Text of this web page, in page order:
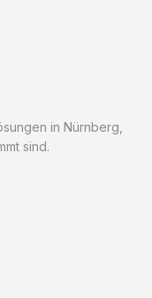
in Nürnberg,
sind.